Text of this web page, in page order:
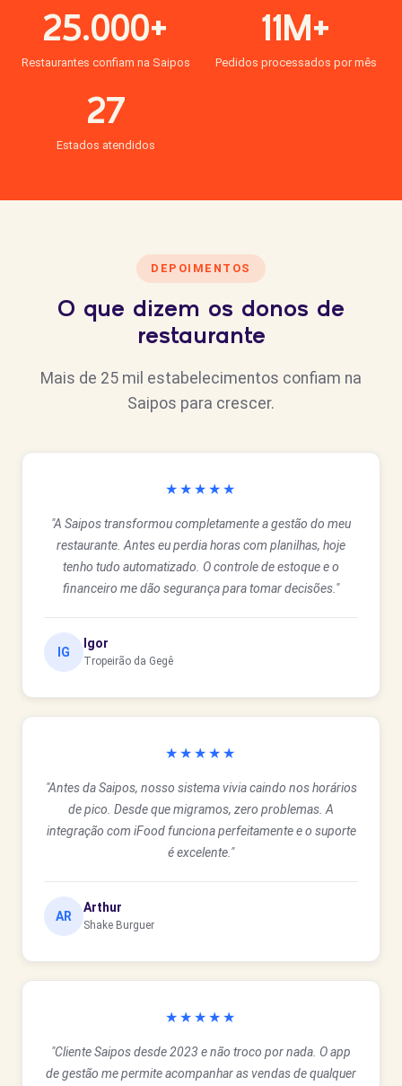
25.000+
Restaurantes confiam na Saipos
11M+
Pedidos processados por mês
27
Estados atendidos
DEPOIMENTOS
O que dizem os donos de
restaurante
Mais de 25 mil estabelecimentos confiam na
Saipos para crescer.
★★★★★
"A Saipos transformou completamente a gestão do meu
restaurante. Antes eu perdia horas com planilhas, hoje
tenho tudo automatizado. O controle de estoque e o
financeiro me dão segurança para tomar decisões."
IG
Igor
Tropeirão da Gegê
★★★★★
"Antes da Saipos, nosso sistema vivia caindo nos horários
de pico. Desde que migramos, zero problemas. A
integração com iFood funciona perfeitamente e o suporte
é excelente."
AR
Arthur
Shake Burguer
★★★★★
"Cliente Saipos desde 2023 e não troco por nada. O app
de gestão me permite acompanhar as vendas de qualquer